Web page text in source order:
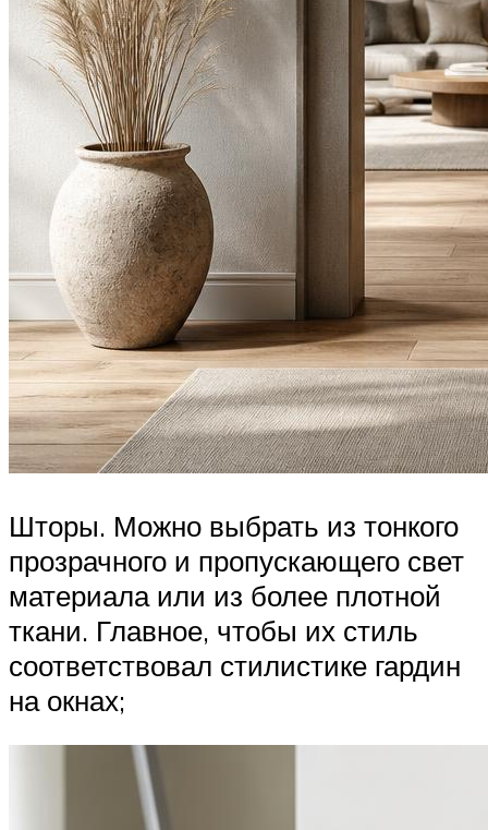
Шторы. Можно выбрать из тонкого
прозрачного и пропускающего свет
материала или из более плотной
ткани. Главное, чтобы их стиль
соответствовал стилистике гардин
на окнах;